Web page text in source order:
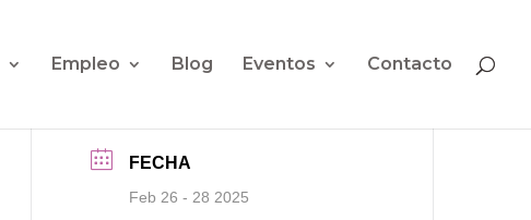
Empleo Blog Eventos Contacto
FECHA
Feb 26 - 28 2025